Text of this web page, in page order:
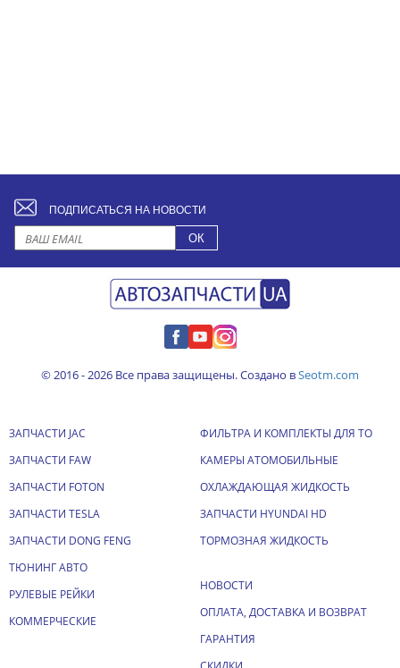
ПОДПИСАТЬСЯ НА НОВОСТИ
© 2016 - 2026 Все права защищены. Создано вSeotm.com
ЗАПЧАСТИ JAC
ЗАПЧАСТИ FAW
ЗАПЧАСТИ FOTON
ЗАПЧАСТИ TESLA
ЗАПЧАСТИ DONG FENG
ТЮНИНГ АВТО
РУЛЕВЫЕ РЕЙКИ
КОММЕРЧЕСКИЕ
ФИЛЬТРА И КОМПЛЕКТЫ ДЛЯ ТО
КАМЕРЫ АТОМОБИЛЬНЫЕ
ОХЛАЖДАЮЩАЯ ЖИДКОСТЬ
ЗАПЧАСТИ HYUNDAI HD
ТОРМОЗНАЯ ЖИДКОСТЬ
НОВОСТИ
ОПЛАТА, ДОСТАВКА И ВОЗВРАТ
ГАРАНТИЯ